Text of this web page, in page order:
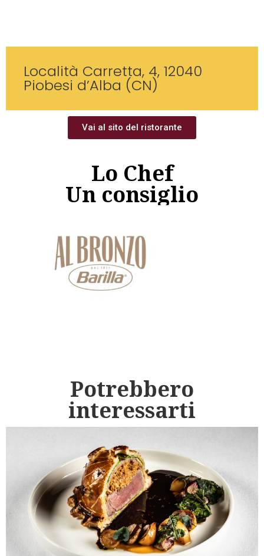
Località Carretta, 4, 12040
Piobesi d’Alba (CN)
Vai al sito del ristorante
Lo Chef
Un consiglio
Potrebbero
interessarti